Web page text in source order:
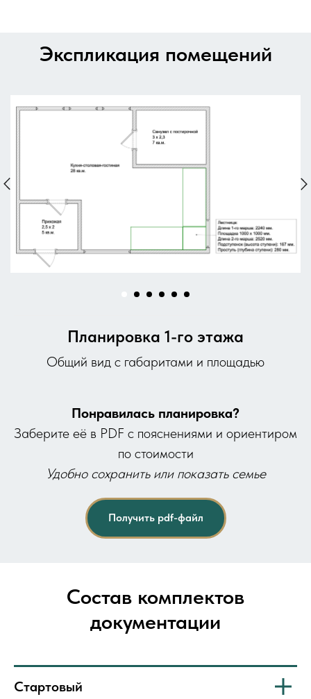
Экспликация помещений
Планировка 1-го этажа
Общий вид с габаритами и площадью
Понравилась планировка?
Заберите её в PDF с пояснениями и ориентиром
по стоимости
Удобно сохранить или показать семье
Получить pdf-файл
Состав комплектов
документации
Стартовый